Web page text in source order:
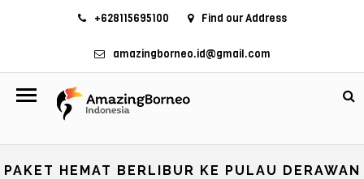
+628115695100 Find our Address
amazingborneo.id@gmail.com
PAKET HEMAT BERLIBUR KE PULAU DERAWAN